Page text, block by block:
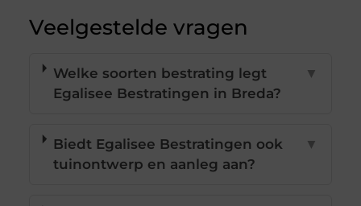
Veelgestelde vragen
Welke soorten bestrating legt
Egalisee Bestratingen in Breda?
▼
Biedt Egalisee Bestratingen ook
tuinontwerp en aanleg aan?
▼